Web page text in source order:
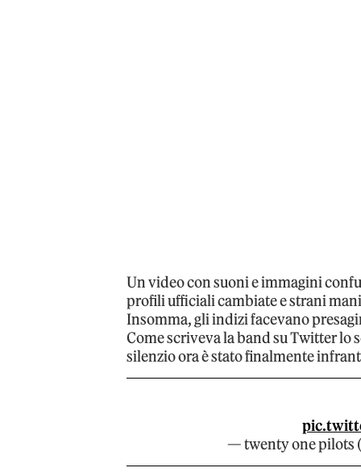
Un video con suoni e immagini
profili ufficiali cambiate e strani
Insomma, gli indizi facevano
Come scriveva la band su Twitter lo
silenzio ora è stato finalmente
— twenty one pilots